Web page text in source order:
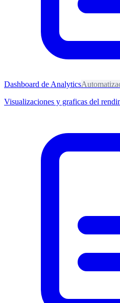
Dashboard de Analytics
Visualizaciones y graficas del